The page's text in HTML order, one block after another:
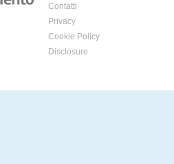
Contatti
Privacy
Cookie Policy
Disclosure